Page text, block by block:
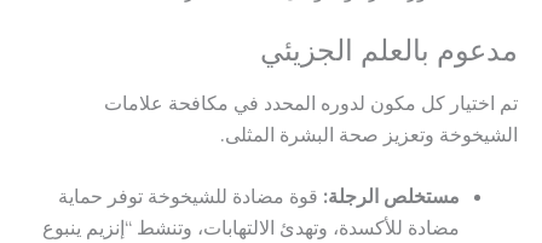
مدعوم بالعلم الجزيئي
تم اختيار كل مكون لدوره المحدد في مكافحة علامات
الشيخوخة وتعزيز صحة البشرة المثلى.
مستخلص الرجلة:قوة مضادة للشيخوخة توفر حماية
مضادة للأكسدة، وتهدئ الالتهابات، وتنشط “إنزيم ينبوع